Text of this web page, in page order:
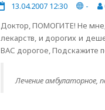
13.04.2007 12:30 -
Доктор, ПОМОГИТЕ! Не мне,
лекарств, и дорогих и
ВАС дорогое, Подскажите
Лечение амбулаторное,